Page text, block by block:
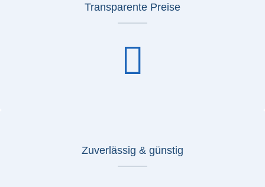
Transparente Preise
Zuverlässig & günstig